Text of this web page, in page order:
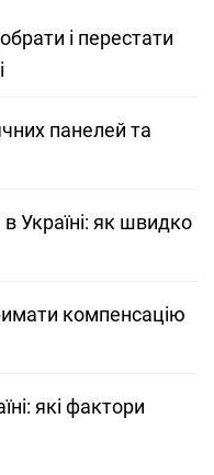
і перестати
панелей та
Україні: як швидко
компенсацію
які фактори